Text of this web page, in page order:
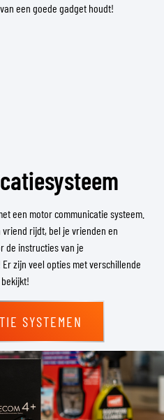
een goede gadget houdt!
een motor communicatie systeem.
rijdt, bel je vrienden en
de instructies van je
zijn veel opties met verschillende
SYSTEMEN